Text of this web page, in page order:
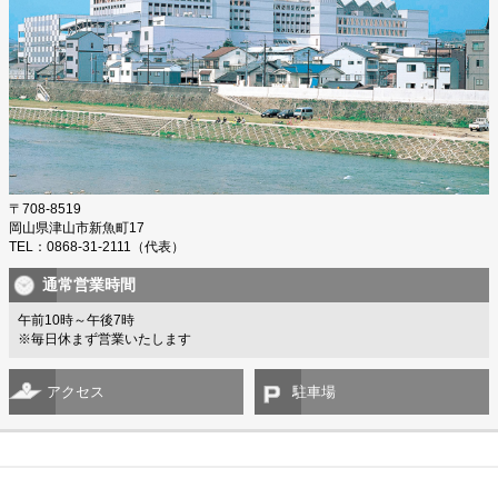
〒708-8519
岡山県津山市新魚町17
TEL：0868-31-2111（代表）
通常営業時間
午前10時～午後7時
※毎日休まず営業いたします
アクセス 駐車場